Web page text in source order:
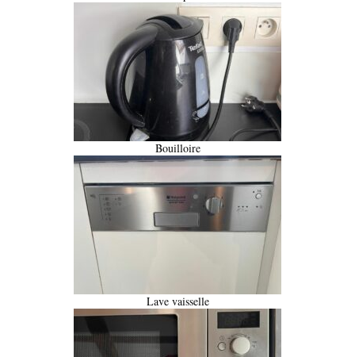
Bouilloire
Lave vaisselle